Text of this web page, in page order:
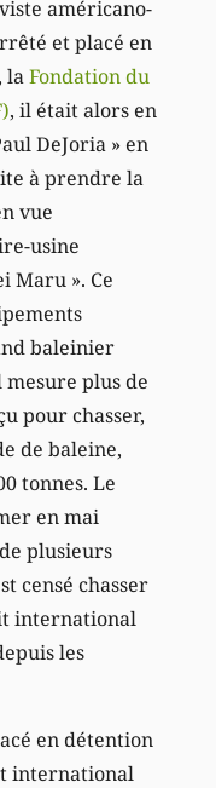
américano-
et placé en
laFondation du
, il était alors en
DeJoria » en
à prendre la
vue
usine
Maru ». Ce
baleinier
plus de
pour chasser,
de baleine,
tonnes. Le
en mai
plusieurs
censé chasser
international
les
en détention
international